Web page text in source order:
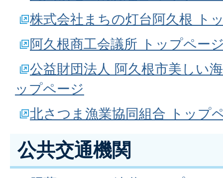
株式会社まちの灯台阿久根 ト
阿久根商工会議所 トップペー
公益財団法人 阿久根市美しい
ップページ
北さつま漁業協同組合 トップ
公共交通機関